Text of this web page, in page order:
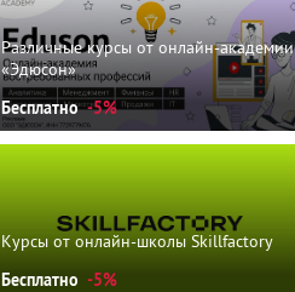
Различные курсы от онлайн-академии
«Эдюсон»
Бесплатно -5%
Курсы от онлайн-школы Skillfactory
Бесплатно -5%